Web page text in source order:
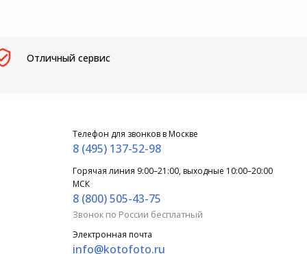
Отличный сервис
Телефон для звонков в Москве
8 (495) 137-52-98
Горячая линия 9:00–21:00, выходные 10:00–20:00
МСК
8 (800) 505-43-75
Звонок по России бесплатный
Электронная почта
info@kotofoto.ru